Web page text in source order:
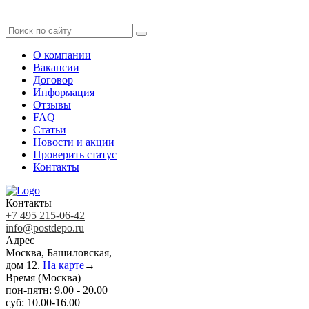
О компании
Вакансии
Договор
Информация
Отзывы
FAQ
Статьи
Новости и акции
Проверить статус
Контакты
Контакты
+7 495 215-06-42
info@postdepo.ru
Адрес
Москва, Башиловская,
дом 12. На карте→
Время (Москва)
пон-пятн: 9.00 - 20.00
суб: 10.00-16.00